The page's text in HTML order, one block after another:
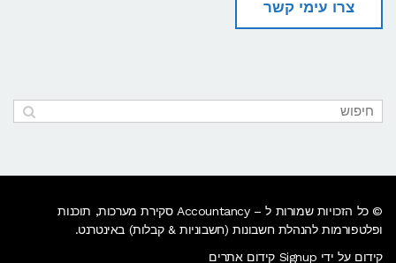
צרו עימי קשר
© כל הזכויות שמורות ל – Accountancy סקירת מערכות, תוכנות
ופלטפורמות להנהלת חשבונות (חשבוניות & קבלות) באינטרנט.
קידום על ידי Signup קידום אתרים